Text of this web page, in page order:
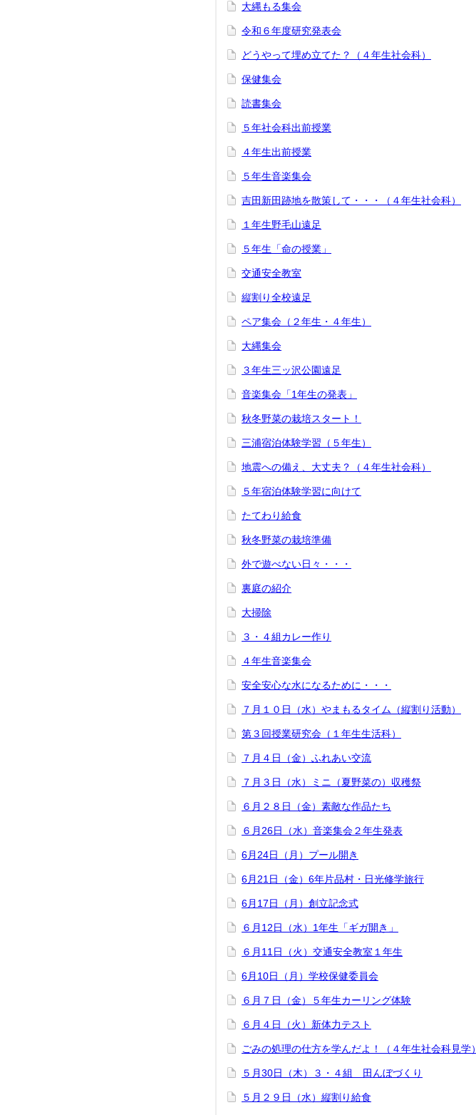
大縄もる集会
令和６年度研究発表会
どうやって埋め立てた？（４年生社会科）
保健集会
読書集会
５年社会科出前授業
４年生出前授業
５年生音楽集会
吉田新田跡地を散策して・・・（４年生社会科）
１年生野毛山遠足
５年生「命の授業」
交通安全教室
縦割り全校遠足
ペア集会（２年生・４年生）
大縄集会
３年生三ッ沢公園遠足
音楽集会「1年生の発表」
秋冬野菜の栽培スタート！
三浦宿泊体験学習（５年生）
地震への備え、大丈夫？（４年生社会科）
５年宿泊体験学習に向けて
たてわり給食
秋冬野菜の栽培準備
外で遊べない日々・・・
裏庭の紹介
大掃除
３・４組カレー作り
４年生音楽集会
安全安心な水になるために・・・
７月１０日（水）やまもるタイム（縦割り活動）
第３回授業研究会（１年生生活科）
７月４日（金）ふれあい交流
７月３日（水）ミニ（夏野菜の）収穫祭
６月２８日（金）素敵な作品たち
６月26日（水）音楽集会２年生発表
6月24日（月）プール開き
6月21日（金）6年片品村・日光修学旅行
6月17日（月）創立記念式
６月12日（水）1年生「ギガ開き」
６月11日（火）交通安全教室１年生
6月10日（月）学校保健委員会
６月７日（金）５年生カーリング体験
６月４日（火）新体力テスト
ごみの処理の仕方を学んだよ！（４年生社会科見学）
５月30日（木）３・４組 田んぼづくり
５月２９日（水）縦割り給食